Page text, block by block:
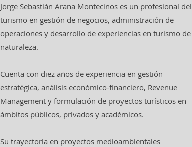
Jorge Sebastián Arana Montecinos es un profesional del
turismo en gestión de negocios, administración de
operaciones y desarrollo de experiencias en turismo de
naturaleza.
Cuenta con diez años de experiencia en gestión
estratégica, análisis económico-financiero, Revenue
Management y formulación de proyectos turísticos en
ámbitos públicos, privados y académicos.
Su trayectoria en proyectos medioambientales